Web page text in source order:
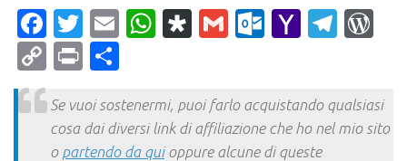
Facebook
Twitter
EmailWhatsApp
Diaspora
Gmail Yahoo
CopyPrint
Se vuoi sostenermi, puoi farlo acquistando qualsiasi
cosa dai diversi link di affiliazione che ho nel mio sito
o partendo da quioppure alcune di queste